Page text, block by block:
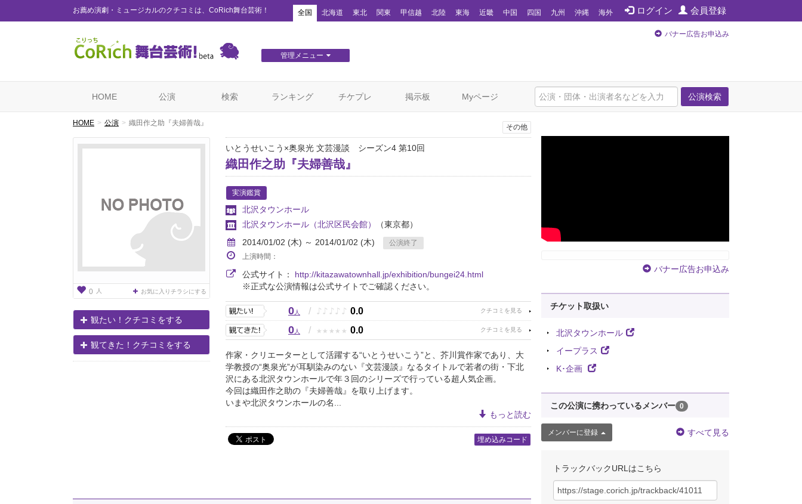
お薦め演劇・ミュージカルのクチコミは、CoRich舞台芸術！ ログイン 会員登録
全国 北海道 東北 関東 甲信越 北陸 東海 近畿 中国 四国 九州 沖縄 海外
管理メニュー
バナー広告お申込み
公演検索
HOME 公演 検索 ランキング チケプレ 掲示板 Myページ
HOME 公演 織田作之助『夫婦善哉』
0 人 お気に入りチラシにする
観たい！クチコミをする
観てきた！クチコミをする
その他
いとうせいこう×奥泉光 文芸漫談 シーズン4 第10回
織田作之助『夫婦善哉』
実演鑑賞
北沢タウンホール
北沢タウンホール（北沢区民会館）
（東京都）
2014/01/02 (木) ～ 2014/01/02 (木)
公演終了
上演時間：
公式サイト： http://kitazawatownhall.jp/exhibition/bungei24.html
※正式な公演情報は公式サイトでご確認ください。
0人 / ♪ ♪ ♪ ♪ ♪ 0.0
0人 / ★ ★ ★ ★ ★ 0.0
作家・クリエーターとして活躍する“いとうせいこう”と、芥川賞作家であり、大
学教授の“奥泉光”が耳馴染みのない『文芸漫談』なるタイトルで若者の街・下北
沢にある北沢タウンホールで年３回のシリーズで行っている超人気企画。
今回は織田作之助の『夫婦善哉』を取り上げます。
いまや北沢タウンホールの名...
もっと読む
埋め込みコード
バナー広告お申込み
チケット取扱い
北沢タウンホール
イープラス
K･企画
この公演に携わっているメンバー 0
メンバーに登録 すべて見る
トラックバックURLはこちら